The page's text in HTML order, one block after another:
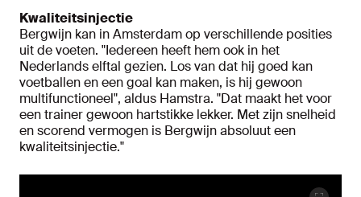
Kwaliteitsinjectie
Bergwijn kan in Amsterdam op verschillende posities
uit de voeten. "Iedereen heeft hem ook in het
Nederlands elftal gezien. Los van dat hij goed kan
voetballen en een goal kan maken, is hij gewoon
multifunctioneel", aldus Hamstra. "Dat maakt het voor
een trainer gewoon hartstikke lekker. Met zijn snelheid
en scorend vermogen is Bergwijn absoluut een
kwaliteitsinjectie."